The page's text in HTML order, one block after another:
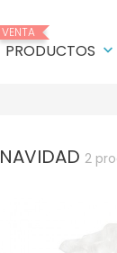
VENTA
PRODUCTOS keyboard_arrow_down
NAVIDAD 2